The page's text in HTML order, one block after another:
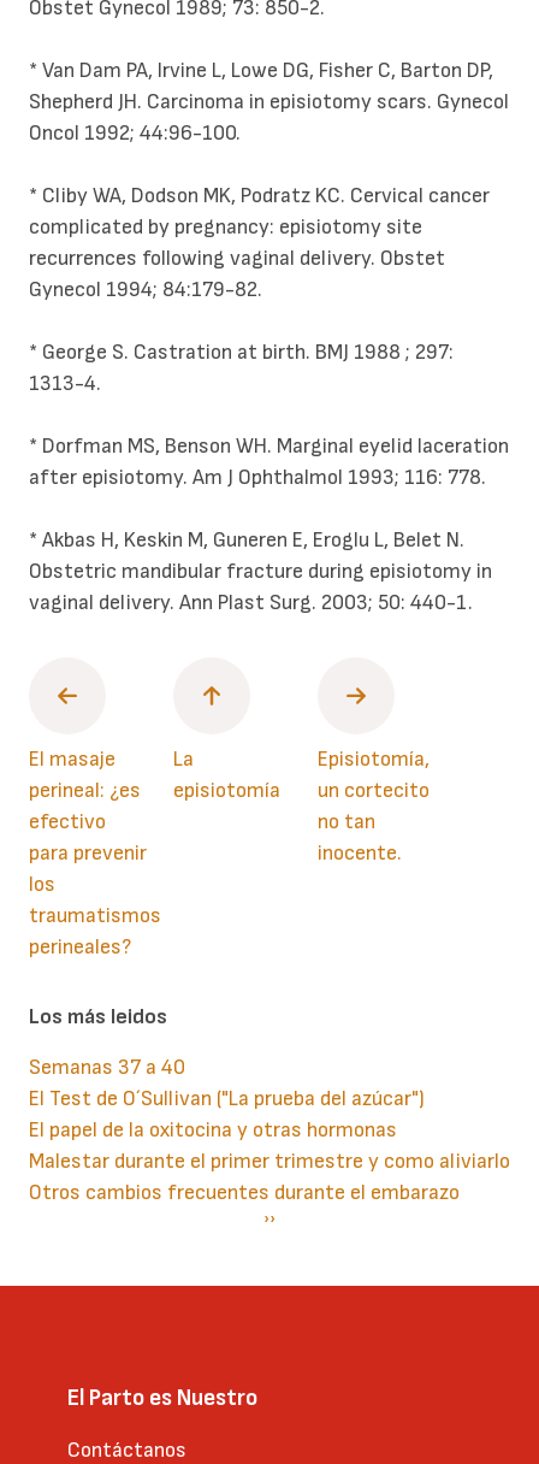
Obstet Gynecol 1989; 73: 850-2.
* Van Dam PA, Irvine L, Lowe DG, Fisher C, Barton DP,
Shepherd JH. Carcinoma in episiotomy scars. Gynecol
Oncol 1992; 44:96-100.
* Cliby WA, Dodson MK, Podratz KC. Cervical cancer
complicated by pregnancy: episiotomy site
recurrences following vaginal delivery. Obstet
Gynecol 1994; 84:179-82.
* George S. Castration at birth. BMJ 1988 ; 297:
1313-4.
* Dorfman MS, Benson WH. Marginal eyelid laceration
after episiotomy. Am J Ophthalmol 1993; 116: 778.
* Akbas H, Keskin M, Guneren E, Eroglu L, Belet N.
Obstetric mandibular fracture during episiotomy in
vaginal delivery. Ann Plast Surg. 2003; 50: 440-1.
El masaje
perineal: ¿es
efectivo
para prevenir
los
traumatismos
perineales?
La
episiotomía
Episiotomía,
un cortecito
no tan
inocente.
Los más leidos
Semanas 37 a 40
El Test de O´Sullivan ("La prueba del azúcar")
El papel de la oxitocina y otras hormonas
Malestar durante el primer trimestre y como aliviarlo
Otros cambios frecuentes durante el embarazo
Siguiente
››
El Parto es Nuestro
Contáctanos